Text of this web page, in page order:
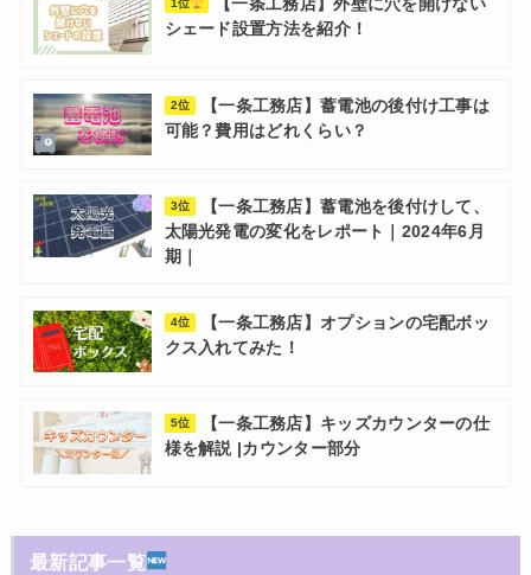
1位
シェード設置方法を紹介！
2位
【一条工務店】蓄電池の後付け工事は
可能？費用はどれくらい？
3位
【一条工務店】蓄電池を後付けして、
太陽光発電の変化をレポート｜2024年6月
期｜
4位
【一条工務店】オプションの宅配ボッ
クス入れてみた！
5位
【一条工務店】キッズカウンターの仕
様を解説 |カウンター部分
最新記事一覧